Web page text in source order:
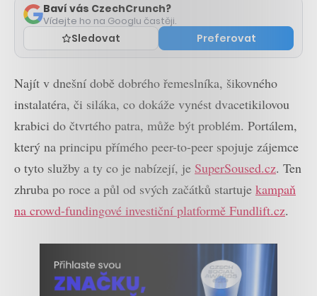
Baví vás CzechCrunch?
Vídejte ho na Googlu častěji.
Sledovat Preferovat
Najít v dnešní době dobrého řemeslníka, šikovného
instalatéra, či siláka, co dokáže vynést dvacetikilovou
krabici do čtvrtého patra, může být problém. Portálem,
který na principu přímého peer-to-peer spojuje zájemce
o tyto služby a ty co je nabízejí, je SuperSoused.cz. Ten
zhruba po roce a půl od svých začátků startuje kampaň
na crowd-fundingové investiční platformě Fundlift.cz.